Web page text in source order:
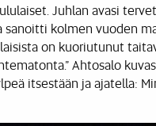
Juhlan avasi
sanoitti kolmen vuoden
on kuoriutunut
Ahtosalo
itsestään ja ajatella: